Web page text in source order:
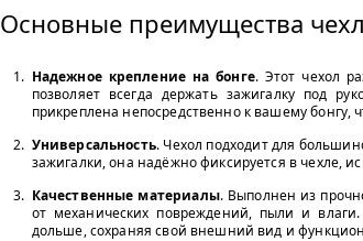
Основные преимущества
Надежное крепление на бонге. Этот чехол
позволяет всегда держать зажигалку под
прикреплена непосредственно к вашему бонгу,
Универсальность. Чехол подходит для
зажигалки, она надёжно фиксируется в чехле,
Качественные материалы. Выполнен из
от механических повреждений, пыли и влаги.
дольше, сохраняя свой внешний вид и